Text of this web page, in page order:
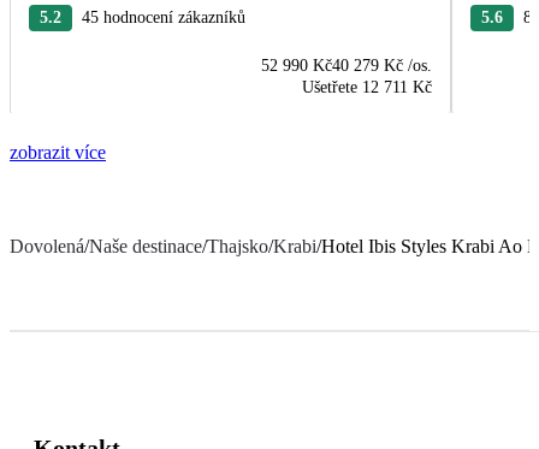
5.2 45 hodnocení zákazníků
52 990 Kč40 279 Kč /os.
Ušetřete 12 711 Kč
5.6
zobrazit více
Dovolená/Naše destinace/Thajsko/Krabi/Hotel Ibis Styles Krabi Ao